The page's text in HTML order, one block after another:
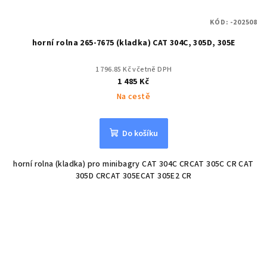
horní rolna 265-7675 (kladka) CAT 304C, 305D, 305E
1 796.85 Kč včetně DPH
1 485 Kč
Na cestě
Do košíku
horní rolna (kladka) pro minibagry CAT 304C CRCAT 305C CR CAT
305D CRCAT 305ECAT 305E2 CR
KÓD: -202508